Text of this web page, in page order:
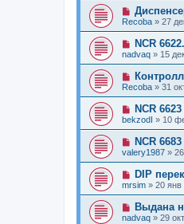
Recoba » 27
NCR
nadvaq » 15
Recoba » 31
NCR
bekzodI » 10
NCR
valery1987 »
DIP
mrsim » 20 янв
Выдана
nadvaq » 29